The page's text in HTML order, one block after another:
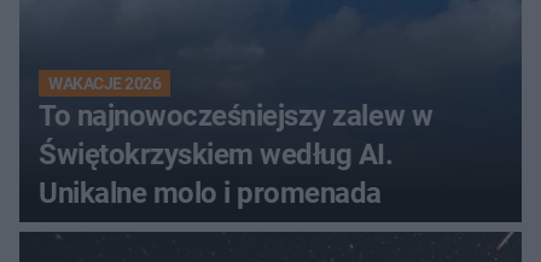
WAKACJE 2026
To najnowocześniejszy zalew w
Świętokrzyskiem według AI.
Unikalne molo i promenada